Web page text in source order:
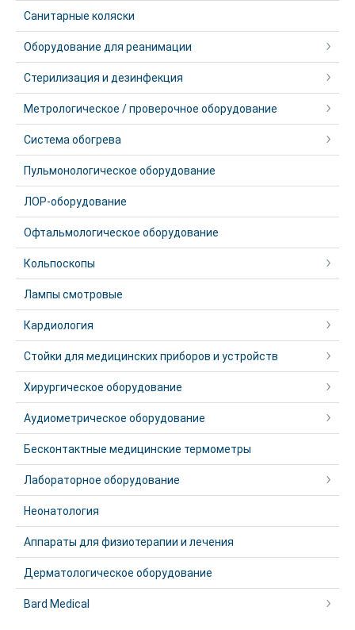
Санитарные коляски
Оборудование для реанимации
Стерилизация и дезинфекция
Метрологическое / проверочное оборудование
Система обогрева
Пульмонологическое оборудование
ЛОР-оборудование
Офтальмологическое оборудование
Кольпоскопы
Лампы смотровые
Кардиология
Стойки для медицинских приборов и устройств
Хирургическое оборудование
Аудиометрическое оборудование
Бесконтактные медицинские термометры
Лабораторное оборудование
Неонатология
Аппараты для физиотерапии и лечения
Дерматологическое оборудование
Bard Medical